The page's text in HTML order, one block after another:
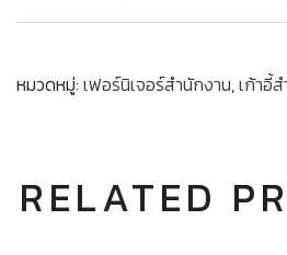
หมวดหมู่: เฟอร์นิเจอร์สำนักงาน,เก้าอี้
RELATED